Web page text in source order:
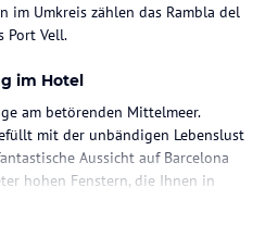
im Umkreis zählen das Rambla del
Port Vell.
im Hotel
am betörenden Mittelmeer.
mit der unbändigen Lebenslust
Aussicht auf Barcelona
hohen Fenstern, die Ihnen in
Ihres Zimmers um Ihre